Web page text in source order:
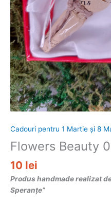
Cadouri pentru 1 Martie și 8
Flowers Beauty
10 lei
Produs handmade realizat
Speranțe”